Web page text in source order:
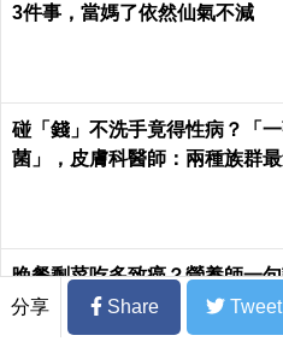
3件事，當媽了依然仙氣不減
碰「錢」不洗手竟得性病？「
菌」，皮膚科醫師：兩種族群
晚餐剩菜吃多致癌？營養師一
這樣處理保住營養兼甩肉
分享 Share Tweet